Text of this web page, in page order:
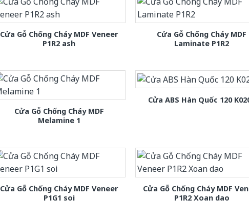
Cửa Gỗ Chống Cháy MDF Veneer
P1R2 ash
Cửa Gỗ Chống Cháy MDF
Laminate P1R2
Cửa Gỗ Chống Cháy MDF
Melamine 1
Cửa ABS Hàn Quốc 120
Cửa Gỗ Chống Cháy MDF Veneer
P1G1 soi
Cửa Gỗ Chống Cháy MDF
P1R2 Xoan dao